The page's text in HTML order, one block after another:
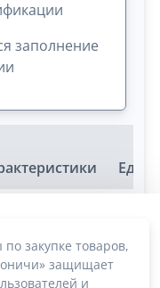
заполнение
закупке товаров,
защищает
и